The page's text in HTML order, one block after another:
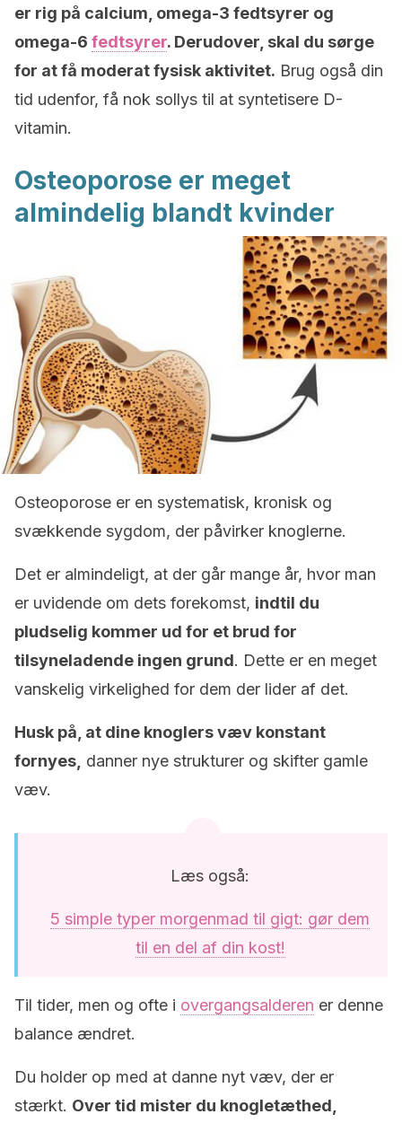
er rig på calcium, omega-3 fedtsyrer og
omega-6 fedtsyrer. Derudover, skal du sørge
for at få moderat fysisk aktivitet. Brug også din
tid udenfor, få nok sollys til at syntetisere D-
vitamin.
Osteoporose er meget
almindelig blandt kvinder
Osteoporose er en systematisk, kronisk og
svækkende sygdom, der påvirker knoglerne.
Det er almindeligt, at der går mange år, hvor man
er uvidende om dets forekomst, indtil du
pludselig kommer ud for et brud for
tilsyneladende ingen grund. Dette er en meget
vanskelig virkelighed for dem der lider af det.
Husk på, at dine knoglers væv konstant
fornyes, danner nye strukturer og skifter gamle
væv.
Læs også:
5 simple typer morgenmad til gigt: gør dem
til en del af din kost!
Til tider, men og ofte i overgangsalderen er denne
balance ændret.
Du holder op med at danne nyt væv, der er
stærkt. Over tid mister du knogletæthed,